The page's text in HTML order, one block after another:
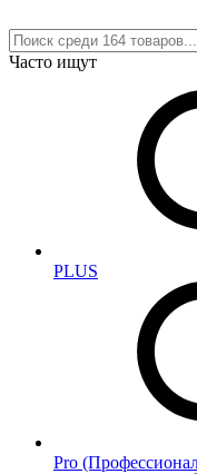
Часто ищут
PLUS
Pro